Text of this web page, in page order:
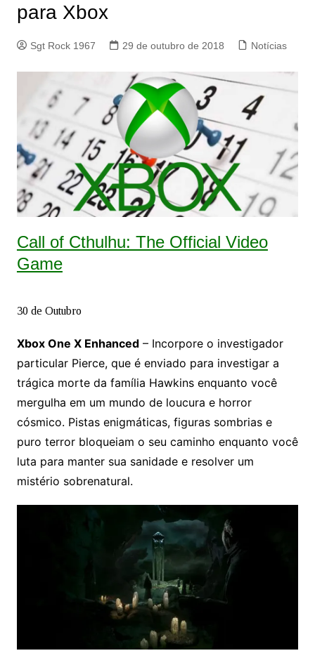
para Xbox
Sgt Rock 1967 29 de outubro de 2018 Notícias
Call of Cthulhu: The Official Video
Game
30 de Outubro
Xbox One X Enhanced– Incorpore o investigador
particular Pierce, que é enviado para investigar a
trágica morte da família Hawkins enquanto você
mergulha em um mundo de loucura e horror
cósmico. Pistas enigmáticas, figuras sombrias e
puro terror bloqueiam o seu caminho enquanto você
luta para manter sua sanidade e resolver um
mistério sobrenatural.